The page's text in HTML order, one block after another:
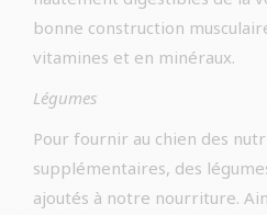
bonne construction
vitamines et en minéraux.
Légumes
Pour fournir au chien des
supplémentaires, des
ajoutés à notre nourriture.